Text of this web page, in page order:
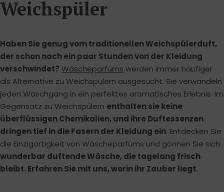
Weichspüler
Haben Sie genug vom traditionellen Weichspülerduft,
der schon nach ein paar Stunden von der Kleidung
verschwindet? Wäscheparfüms werden immer häufiger
als Alternative zu Weichspülern ausgesucht. Sie verwandeln
jeden Waschgang in ein perfektes aromatisches Erlebnis. Im
Gegensatz zu Weichspülern enthalten sie keine
überflüssigen Chemikalien, und ihre Duftessenzen
dringen tief in die Fasern der Kleidung ein. Entdecken Sie
die Einzigartigkeit von Wäscheparfüms und gönnen Sie sich
wunderbar duftende Wäsche, die tagelang frisch
bleibt. Erfahren Sie mit uns, worin ihr Zauber liegt.